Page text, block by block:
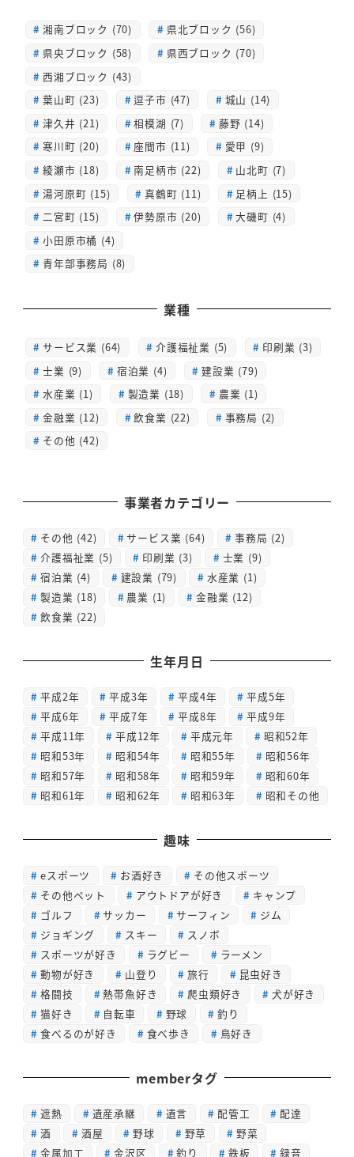
湘南ブロック (70)
県北ブロック (56)
県央ブロック (58)
県西ブロック (70)
西湘ブロック (43)
葉山町 (23)
逗子市 (47)
城山 (14)
津久井 (21)
相模湖 (7)
藤野 (14)
寒川町 (20)
座間市 (11)
愛甲 (9)
綾瀬市 (18)
南足柄市 (22)
山北町 (7)
湯河原町 (15)
真鶴町 (11)
足柄上 (15)
二宮町 (15)
伊勢原市 (20)
大磯町 (4)
小田原市橘 (4)
青年部事務局 (8)
業種
サービス業 (64) 介護福祉業 (5)
印刷業 (3)
士業 (9)
宿泊業 (4)
建設業 (79)
水産業 (1)
製造業 (18)
農業 (1)
金融業 (12)
飲食業 (22)
事務局 (2)
その他 (42)
事業者カテゴリー
その他 (42) サービス業 (64) 事務局 (2)
介護福祉業 (5) 印刷業 (3) 士業 (9)
宿泊業 (4) 建設業 (79) 水産業 (1)
製造業 (18) 農業 (1) 金融業 (12)
飲食業 (22)
生年月日
平成2年 平成3年 平成4年
平成5年
平成6年
平成7年 平成8年
平成9年
平成11年
平成12年 平成元年
昭和52年
昭和53年
昭和54年 昭和55年
昭和56年
昭和57年
昭和58年 昭和59年
昭和60年
昭和61年
昭和62年 昭和63年 昭和その他
趣味
eスポーツ お酒好き
その他スポーツ
その他ペット
アウトドアが好き
キャンプ
ゴルフ
サッカー サーフィン
ジム
ジョギング
スキー
スノボ
スポーツが好き
ラグビー
ラーメン
動物が好き
山登り 旅行
昆虫好き
格闘技
熱帯魚好き 爬虫類好き
犬が好き
猫好き
自転車 野球
釣り
食べるのが好き
食べ歩き 鳥好き
memberタグ
遮熱 遺産承継 遺言 配管工
配達
酒
酒屋 野球 野草
野菜
金属加工
金沢区 釣り 鉄板 録音